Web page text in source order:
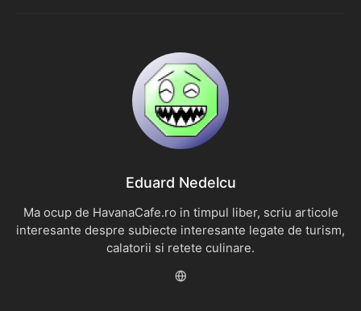
Eduard Nedelcu
Ma ocup de HavanaCafe.ro in timpul liber, scriu articole
interesante despre subiecte interesante legate de turism,
calatorii si retete culinare.